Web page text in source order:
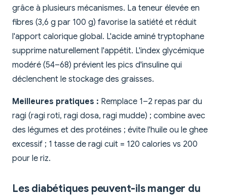
grâce à plusieurs mécanismes. La teneur élevée en
fibres (3,6 g par 100 g) favorise la satiété et réduit
l'apport calorique global. L'acide aminé tryptophane
supprime naturellement l'appétit. L'index glycémique
modéré (54–68) prévient les pics d'insuline qui
déclenchent le stockage des graisses.
Meilleures pratiques : Remplace 1–2 repas par du
ragi (ragi roti, ragi dosa, ragi mudde) ; combine avec
des légumes et des protéines ; évite l'huile ou le ghee
excessif ; 1 tasse de ragi cuit = 120 calories vs 200
pour le riz.
Les diabétiques peuvent-ils manger du